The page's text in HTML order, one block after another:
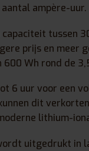
ampère-uur.
tussen
prijs en meer
Wh rond de
6 uur voor een
dit
lithium-
uitgedrukt in